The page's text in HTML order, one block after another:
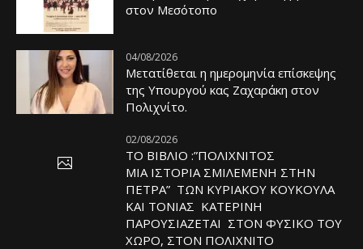
στον Μεσότοπο
04/08/2026
Μετατίθεται η ημερομηνία επίσκεψης
της Υπουργού κας Ζαχαράκη στον
Πολιχνίτο.
02/08/2026
ΤΟ ΒΙΒΛΙΟ :”ΠΟΛΙΧΝΙΤΟΣ
ΜΙΑ ΙΣΤΟΡΙΑ ΣΜΙΛΕΜΕΝΗ ΣΤΗΝ
ΠΕΤΡΑ” ΤΩΝ ΚΥΡΙΑΚΟΥ ΚΟΥΚΟΥΛΑ
ΚΑΙ ΤΟΝΙΑΣ ΚΑΤΕΡΙΝΗ
ΠΑΡΟΥΣΙΑΖΕΤΑΙ ΣΤΟΝ ΦΥΣΙΚΟ ΤOY
ΧΩΡΟ, ΣΤΟΝ ΠΟΛΙΧΝΙΤΟ